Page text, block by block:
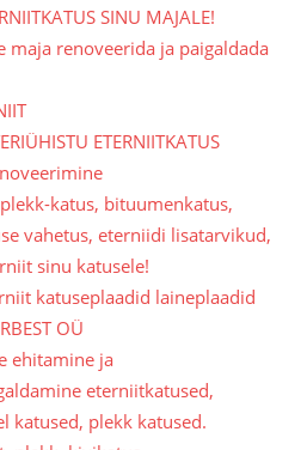
SINU MAJALE!
maja renoveerida ja paigaldada
ETERNIITKATUS
katus, bituumenkatus,
vahetus, eterniidi lisatarvikud,
sinu katusele!
katuseplaadid laineplaadid
OÜ
ehitamine ja
eterniitkatused,
katused, plekk katused.